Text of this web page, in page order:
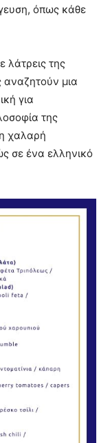
όπως κάθε
λάτρεις της
αναζητούν μια
για
της
χαλαρή
σε ένα ελληνικό